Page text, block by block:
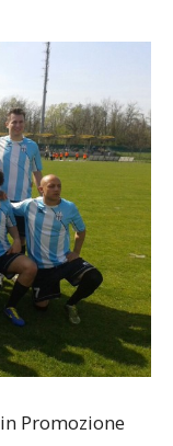
Promozione